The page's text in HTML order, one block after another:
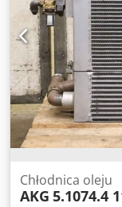
Chłodnica oleju
AKG 5.1074.4